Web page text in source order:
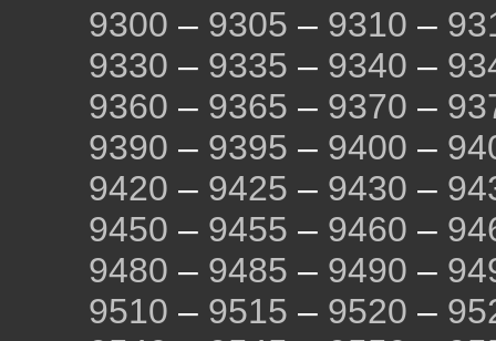
9300 – 9305 – 9310 –
9330 – 9335 – 9340 –
9360 – 9365 – 9370 –
9390 – 9395 – 9400 –
9420 – 9425 – 9430 –
9450 – 9455 – 9460 –
9480 – 9485 – 9490 –
9510 – 9515 – 9520 –